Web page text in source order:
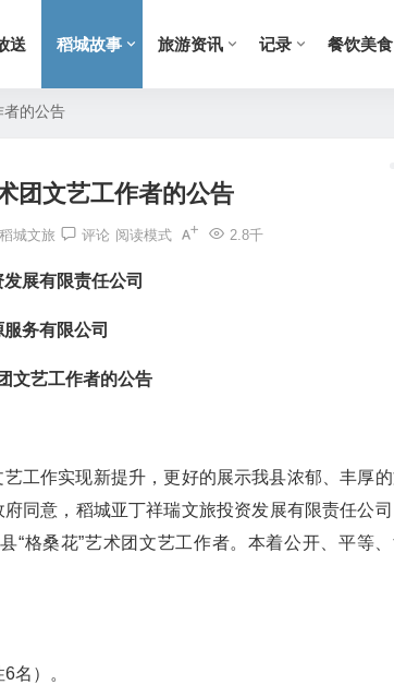
送 稻城故事 旅游资讯 记录 餐饮美食
者的公告
团文艺工作者的公告
稻城文旅 评论 2.8千
阅读模式
展有限责任公司
务有限公司
文艺工作者的公告
工作实现新提升，更好的展示我县浓郁、丰厚
同意，稻城亚丁祥瑞文旅投资发展有限责任公
“格桑花”艺术团文艺工作者。本着公开、平等
名）。